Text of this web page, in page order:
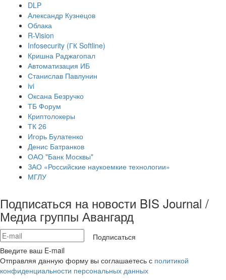
DLP
Александр Кузнецов
Облака
R-Vision
Infosecurity (ГК Softline)
Кришна Раджагопал
Автоматизация ИБ
Станислав Павлунин
ivi
Оксана Безручко
ТБ Форум
Криптолокеры
ТК 26
Игорь Булатенко
Денис Батранков
ОАО "Банк Москвы"
ЗАО «Российские наукоемкие технологии»
МГЛУ
Подписаться на новости BIS Journal /
Медиа группы Авангард
Подписаться
Введите ваш E-mail
Отправляя данную форму вы соглашаетесь с политикой
конфиденциальности персональных данных